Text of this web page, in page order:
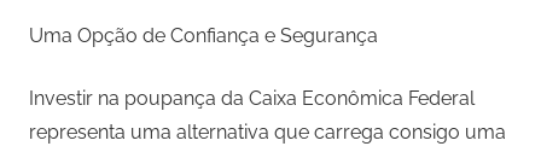
Uma Opção de Confiança e Segurança
Investir na poupança da Caixa Econômica Federal
representa uma alternativa que carrega consigo uma